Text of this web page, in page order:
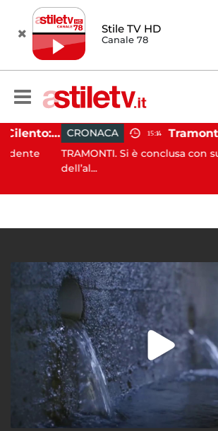
Stile TV HD
Canale 78
Incidente agricolo nel Cilento: trattore si ribalta, muore 71enne CRONACA 15:14
TRAMONTI. Si è conclusa con
dell’al...